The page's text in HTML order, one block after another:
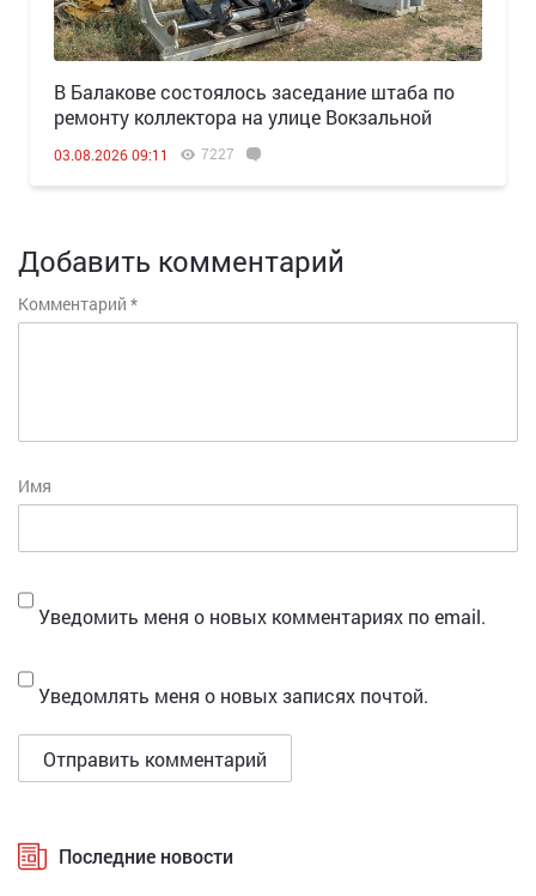
В Балакове состоялось заседание штаба по
ремонту коллектора на улице Вокзальной
03.08.2026 09:11 7227
Добавить комментарий
Комментарий *
Имя
Уведомить меня о новых комментариях по email.
Уведомлять меня о новых записях почтой.
Последние новости